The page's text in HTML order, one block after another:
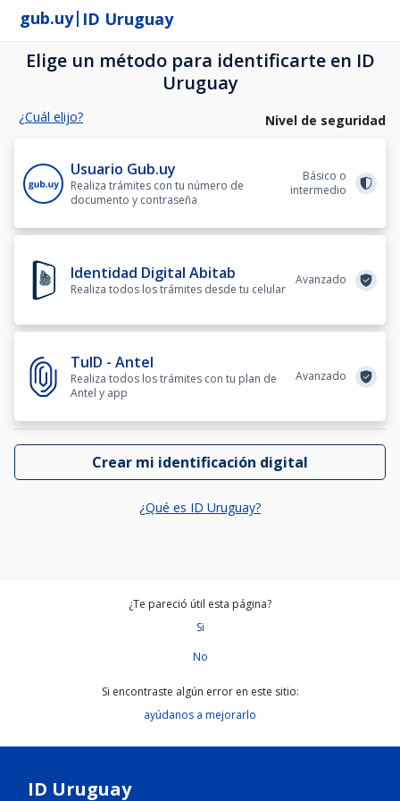
gub.uy| ID Uruguay
Elige un método para identificarte en ID
Uruguay
¿Cuál elijo? Nivel de seguridad
Usuario Gub.uy
Realiza trámites con tu número de
documento y contraseña
Básico o
intermedio
Identidad Digital Abitab
Realiza todos los trámites desde tu celular
Avanzado
TuID - Antel
Realiza todos los trámites con tu plan de
Antel y app
Avanzado
Crear mi identificación digital
¿Qué es ID Uruguay?
¿Te pareció útil esta página?
Si
No
Si encontraste algún error en este sitio:
ayúdanos a mejorarlo
ID Uruguay